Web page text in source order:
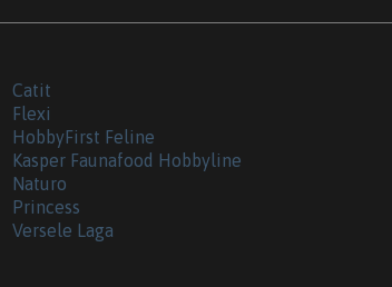
Catit
Flexi
HobbyFirst Feline
Kasper Faunafood Hobbyline
Naturo
Princess
Versele Laga